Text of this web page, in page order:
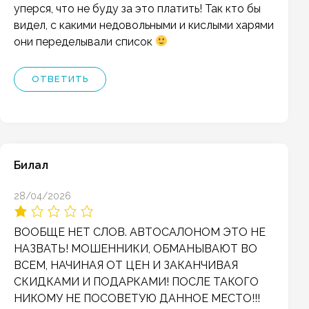
уперся, что не буду за это платить! Так кто бы
видел, с какими недовольными и кислыми харями
они переделывали список
ОТВЕТИТЬ
Билал
28/04/2026
ВООБЩЕ НЕТ СЛОВ. АВТОСАЛОНОМ ЭТО НЕ
НАЗВАТЬ! МОШЕННИКИ, ОБМАНЫВАЮТ ВО
ВСЕМ, НАЧИНАЯ ОТ ЦЕН И ЗАКАНЧИВАЯ
СКИДКАМИ И ПОДАРКАМИ! ПОСЛЕ ТАКОГО
НИКОМУ НЕ ПОСОВЕТУЮ ДАННОЕ МЕСТО!!!